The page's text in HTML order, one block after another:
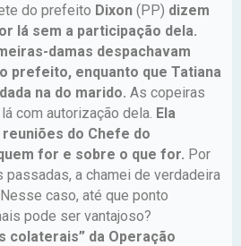
do prefeito Dixon (PP) dizem
lá sem a participação dela.
damas despachavam
prefeito, enquanto que Tatiana
na do marido. As copeiras
com autorização dela. Ela
do Chefe do
for e sobre o que for. Por
passadas, a chamei de verdadeira
Nesse caso, até que ponto
pode ser vantajoso?
colaterais” da Operação